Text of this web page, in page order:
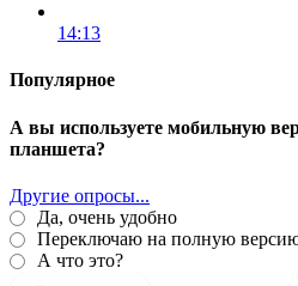
14:13
Популярное
А вы используете мобильную
планшета?
Другие опросы...
Да, очень удобно
Переключаю на полную
А что это?